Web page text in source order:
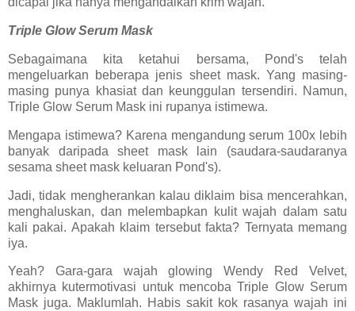
Triple Glow Serum Mask
Sebagaimana kita ketahui bersama, Pond's telah
mengeluarkan beberapa jenis sheet mask. Yang masing-
masing punya khasiat dan keunggulan tersendiri. Namun,
Triple Glow Serum Mask ini rupanya istimewa.
Mengapa istimewa? Karena mengandung serum 100x lebih
banyak daripada sheet mask lain (saudara-saudaranya
sesama sheet mask keluaran Pond's).
Jadi, tidak mengherankan kalau diklaim bisa mencerahkan,
menghaluskan, dan melembapkan kulit wajah dalam satu
kali pakai. Apakah klaim tersebut fakta? Ternyata memang
iya.
Yeah? Gara-gara wajah glowing Wendy Red Velvet,
akhirnya kutermotivasi untuk mencoba Triple Glow Serum
Mask juga. Maklumlah. Habis sakit kok rasanya wajah ini